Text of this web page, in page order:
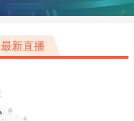
最新直播